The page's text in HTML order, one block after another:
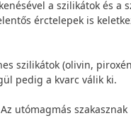
a szilikátok és
érctelepek is
szilikátok (olivin,
pedig a kvarc válik ki.
utómagmás